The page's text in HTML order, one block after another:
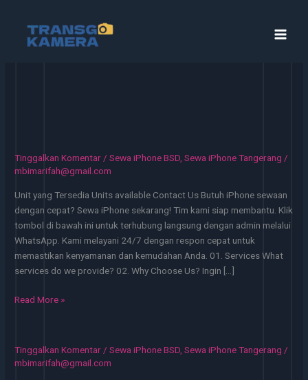
Tinggalkan Komentar /Sewa iPhone BSD ,Sewa iPhone Tangerang /
mbimarifah@gmail.com
Unit yang Tersedia Units available Contact Us Butuh iPhone sewaan
dengan cepat? Sewa iPhone sekarang! Tim kami siap membantu. Klik
tombol di bawah ini untuk terhubung langsung dengan admin melalui
WhatsApp. Kami melayani 24/7 dengan respon cepat untuk
memastikan kenyamanan dan kemudahan Anda. 01. Services What
services do we provide? 02. Why Choose Us? Ingin […]
Sewa
50
Read More »
Tinggalkan Komentar /Sewa iPhone BSD ,Sewa iPhone Tangerang /
mbimarifah@gmail.com